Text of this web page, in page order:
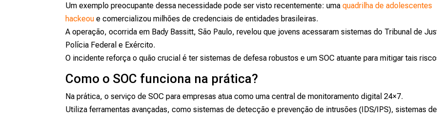
Um exemplo preocupante dessa necessidade pode ser visto recentemente: umaquadrilha de adolescentes
hackeou e comercializou milhões de credenciais de entidades brasileiras.
A operação, ocorrida em Bady Bassitt, São Paulo, revelou que jovens acessaram sistemas do Tribunal de
Polícia Federal e Exército.
O incidente reforça o quão crucial é ter sistemas de defesa robustos e um SOC atuante para mitigar tais
Como o SOC funciona na prática?
Na prática, o serviço de SOC para empresas atua como uma central de monitoramento digital 24×7.
Utiliza ferramentas avançadas, como sistemas de detecção e prevenção de intrusões (IDS/IPS), sistemas de